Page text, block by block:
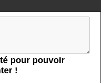
pour pouvoir
!